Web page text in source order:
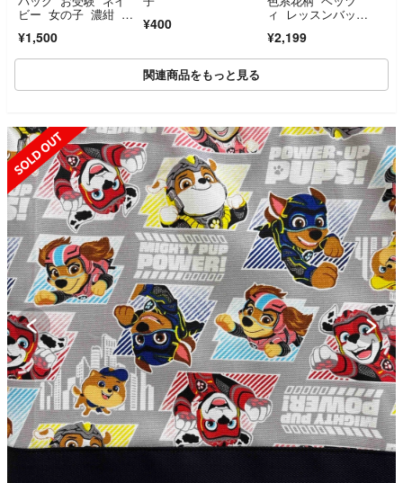
ビー 女の子 濃紺 紺
¥1,500
¥400
ィ レッスンバッ
¥2,199
関連商品をもっと見る
SOLD OUT